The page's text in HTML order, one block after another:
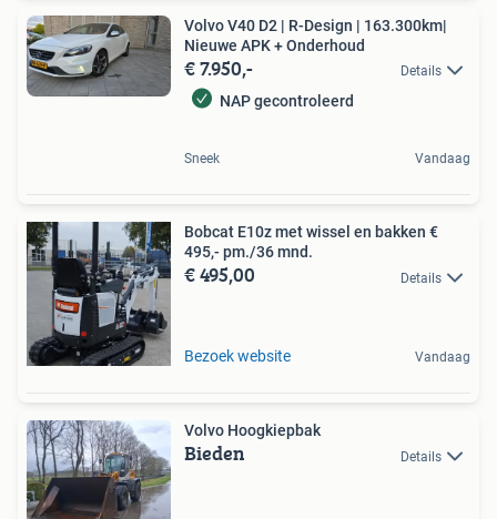
Volvo V40 D2 | R-Design | 163.300km|
Nieuwe APK + Onderhoud
€ 7.950,- Details
NAP gecontroleerd
Sneek Vandaag
Bobcat E10z met wissel en bakken €
495,- pm./36 mnd.
€ 495,00 Details
Bezoek website Vandaag
Volvo Hoogkiepbak
Bieden Details